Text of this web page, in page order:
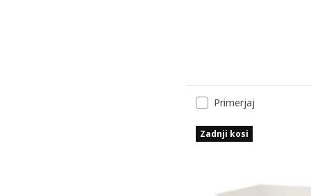
Primerjaj
Zadnji kosi